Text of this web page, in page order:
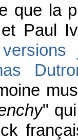
que la
Paul
"